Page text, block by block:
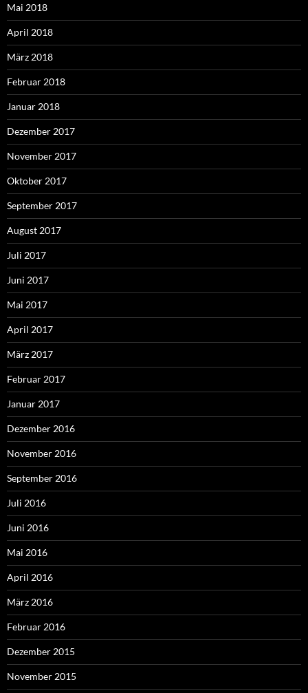
Mai 2018
April 2018
März 2018
Februar 2018
Januar 2018
Dezember 2017
November 2017
Oktober 2017
September 2017
August 2017
Juli 2017
Juni 2017
Mai 2017
April 2017
März 2017
Februar 2017
Januar 2017
Dezember 2016
November 2016
September 2016
Juli 2016
Juni 2016
Mai 2016
April 2016
März 2016
Februar 2016
Dezember 2015
November 2015